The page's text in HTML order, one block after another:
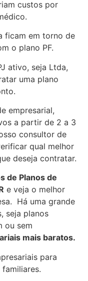
custos por
ficam em torno de
o plano PF.
ativo, seja Ltda,
uma plano
empresarial,
a partir de 2 a 3
consultor de
qual melhor
deseja contratar.
de Planos de
e veja o melhor
Há uma grande
seja planos
ou sem
mais baratos.
para